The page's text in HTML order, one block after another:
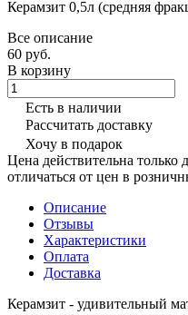
Керамзит 0,5л (средняя
Все описание
60 руб.
В корзину
Есть в наличии
Рассчитать доставку
Хочу в подарок
Цена действительна только
отличаться от цен в
Описание
Отзывы
Характеристики
Оплата
Доставка
Керамзит - удивительный